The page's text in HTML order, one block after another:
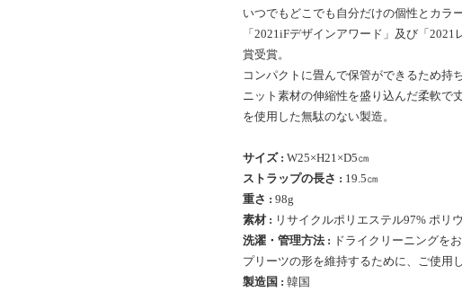
いつでもどこでも自分だけの個性とカラ
「2021iFデザインアワード」及び「
賞受賞。
コンパクトに畳んで保管ができるため持
ニット素材の伸縮性を盛り込んだ柔軟で
を使用した無駄のない製造。
サイズ : W25×H21×D5㎝
ストラップの長さ : 19.5㎝
重さ : 98g
素材 : リサイクルポリエステル97% ポリ
洗濯・管理方法 : ドライクリーニングを
プリーツの形を維持するために、ご使用
製造国 : 韓国